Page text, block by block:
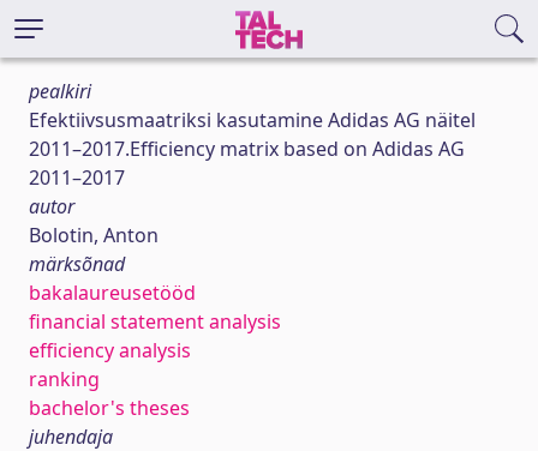
pealkiri
Efektiivsusmaatriksi kasutamine Adidas AG näitel
2011–2017.Efficiency matrix based on Adidas AG
2011–2017
autor
Bolotin, Anton
märksõnad
bakalaureusetööd
financial statement analysis
efficiency analysis
ranking
bachelor's theses
juhendaja